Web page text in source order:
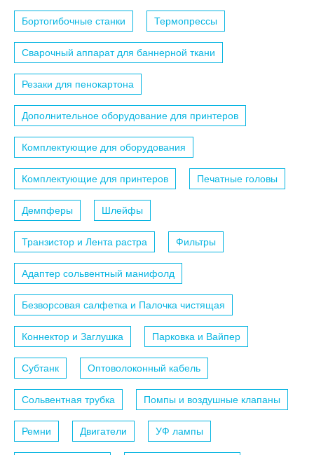
Бортогибочные станки Термопрессы
Сварочный аппарат для баннерной ткани
Резаки для пенокартона
Дополнительное оборудование для принтеров
Комплектующие для оборудования
Комплектующие для принтеров Печатные головы
Демпферы Шлейфы
Транзистор и Лента растра Фильтры
Адаптер сольвентный манифолд
Безворсовая салфетка и Палочка чистящая
Коннектор и Заглушка Парковка и Вайпер
Субтанк Оптоволоконный кабель
Сольвентная трубка Помпы и воздушные клапаны
Ремни Двигатели УФ лампы